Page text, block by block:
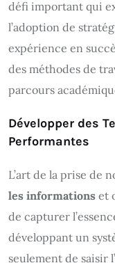
défi important qui
l’adoption de
expérience en
des méthodes de
parcours
Développer des
Performantes
L’art de la prise de
les informations et
de capturer
développant un
seulement de saisir